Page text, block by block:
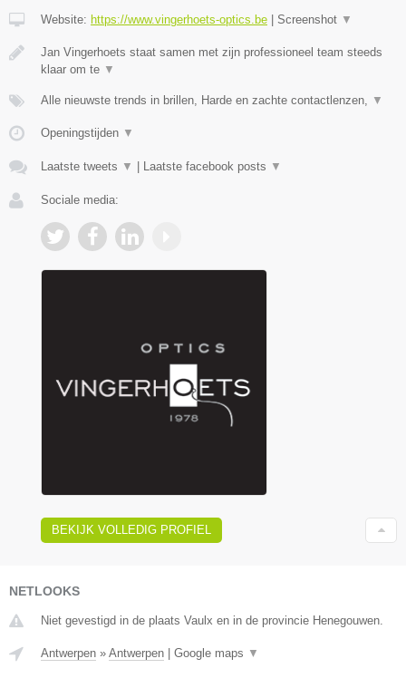
Website: https://www.vingerhoets-optics.be | Screenshot ▼
Jan Vingerhoets staat samen met zijn professioneel team steeds
klaar om te ▼
Alle nieuwste trends in brillen, Harde en zachte contactlenzen, ▼
Openingstijden ▼
Laatste tweets ▼ | Laatste facebook posts ▼
Sociale media:
BEKIJK VOLLEDIG PROFIEL
NETLOOKS
Niet gevestigd in de plaats Vaulx en in de provincie Henegouwen.
Antwerpen » Antwerpen | Google maps ▼